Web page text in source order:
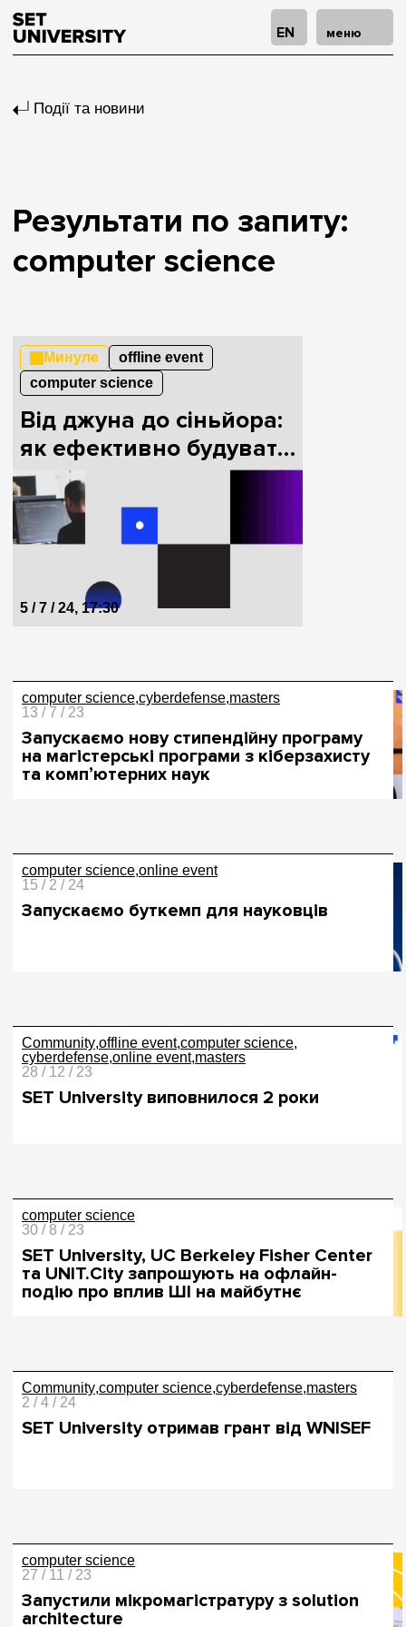
EN меню
Події та новини
Результати по запиту:
computer science
Минуле
offline event
computer science
Від джуна до сіньйора:
як ефективно будувати
кар’єру в IT
5 / 7 / 24, 17:30
computer science cyberdefense masters
13 / 7 / 23
Запускаємо нову стипендійну програму
на магістерські програми з кіберзахисту
та компʼютерних наук
computer science online event
15 / 2 / 24
Запускаємо буткемп для науковців
Community offline event computer science
cyberdefense online event masters
28 / 12 / 23
SET University виповнилося 2 роки
computer science
30 / 8 / 23
SET University, UC Berkeley Fisher Center
та UNIT.City запрошують на офлайн-
подію про вплив ШІ на майбутнє
Community computer science cyberdefense masters
2 / 4 / 24
SET University отримав грант від WNISEF
computer science
27 / 11 / 23
Запустили мікромагістратуру з solution
architecture